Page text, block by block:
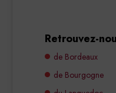
Retrouvez-
de Bordeaux
de Bourgogne